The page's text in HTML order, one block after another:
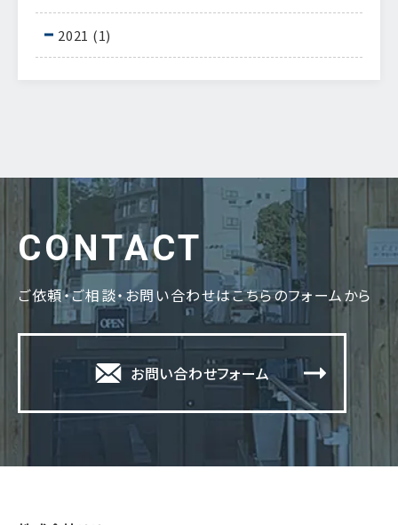
2021 (1)
ご依頼・ご相談・お問い合わせはこちらのフォームから
CONTACT
お問い合わせフォーム